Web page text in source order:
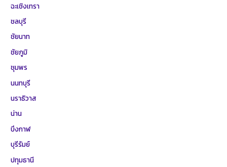
ฉะเชิงเทรา
ชลบุรี
ชัยนาท
ชัยภูมิ
ชุมพร
นนทบุรี
นราธิวาส
น่าน
บึงกาฬ
บุรีรัมย์
ปทุมธานี